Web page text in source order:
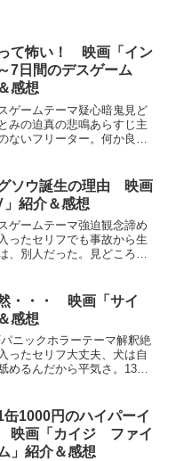
て怖い！ 映画「イン
7日間のデスゲーム
感想
ゲームテーマ疑心暗鬼見ど
みの迫真の悲鳴あらすじ主
ないフリーター。何か良い
。感想藤原竜也、またデス
てますやん笑...
ソウ誕生の理由 映画
」紹介＆感想
ゲームテーマ強迫観念諦め
ったセリフでも事故から生
、別人だった。見どころジ
が次々と殺害され、無力感
れてい...
・・・ 映画「サイ
感想
ニックホラーテーマ解釈絶
ったセリフ大丈夫、犬は自
めるんだから平気さ。13回
駄だ。見どころ三人そろっ
ルの帽子...
缶1000円のハイパーイ
映画「カイジ ファイ
」紹介＆感想